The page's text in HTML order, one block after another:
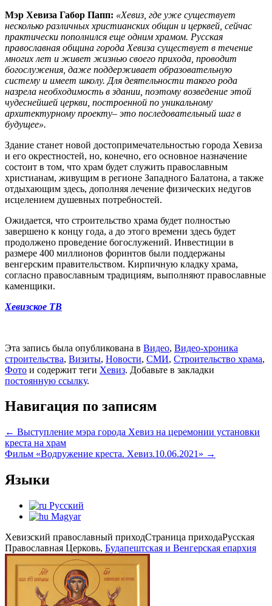
Мэр Хевиза Габор Папп: «Хевиз, где уже существует
несколько различных христианских общин и церквей, сейчас
практически пополнился еще одним храмом. Русская
православная община города Хевиза существует в течение
многих лет и живет жизнью своего прихода, проводит
богослужения, даже поддерживает образовательную
систему и имеет школу. Для деятельности такого рода
назрела необходимость в здании, поэтому возведение этой
чудеснейшей церкви, построенной по уникальному
архитектурному проекту– это последовательный шаг в
будущее».
Здание станет новой достопримечательностью города Хевиза
и его окрестностей, но, конечно, его основное назначение
состоит в том, что храм будет служить православным
христианам, живущим в регионе Западного Балатона, а также
отдыхающим здесь, дополняя лечение физических недугов
исцелением душевных потребностей.
Ожидается, что строительство храма будет полностью
завершено к концу года, а до этого времени здесь будет
продолжено проведение богослужений. Инвестиции в
размере 400 миллионов форинтов были поддержаны
венгерским правительством. Кирпичную кладку храма,
согласно православным традициям, выполняют православные
каменщики.
Хевизское ТВ
Эта запись была опубликована в Видео, Видео-хроника
строительства, Визиты, Новости, СМИ, Строительство храма,
Фото и содержит теги Хевиз. Добавьте в закладки
постоянную ссылку.
Навигация по записям
← Выступление мэра города Хевиз на церемонии установки
креста на храм
Фильм «Водружение креста. Хевиз.10.06.2021» →
Языки
Русский
Magyar
Хевизский православный приходСтраница приходаРусская
Православная Церковь, Будапештская и Венгерская епархия